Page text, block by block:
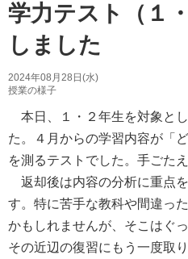
学力テスト（１
しました
2024年08月28日(水)
授業の様子
本日、１・２年生を対象と
た。４月からの学習内容が「
を測るテストでした。手ごた
返却後は内容の分析に重点
す。特に苦手な教科や間違っ
かもしれませんが、そこはぐ
その近辺の復習にもう一度取